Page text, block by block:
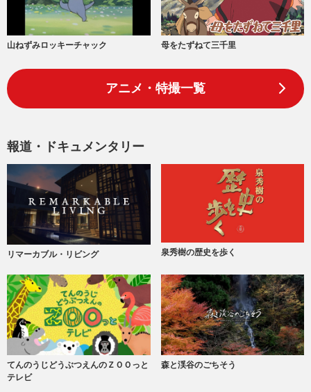
山ねずみロッキーチャック 母をたずねて三千里
アニメ・特撮一覧
報道・ドキュメンタリー
リマーカブル・リビング 泉秀樹の歴史を歩く
てんのうじどうぶつえんのＺＯＯっと
テレビ
森と渓谷のごちそう